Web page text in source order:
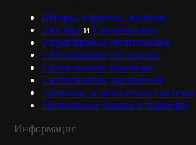
Шторы, карнизы, жалюзи
Люстры и Светильники
Управляемые светильники
Светильники настенные
Светильники точечные
Светильники для ванной
Трековые и магнитные системы
Настольные лампы и торшеры
Информация